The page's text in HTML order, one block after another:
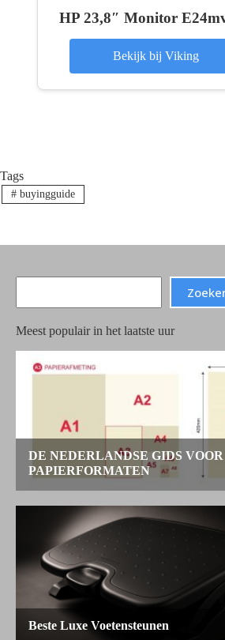
HP 23,8″ Monitor
Bekijk bij Viking
Tags
#buyingguide
Meest populair in het laatste uur